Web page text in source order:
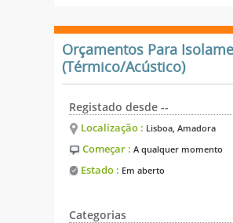
Orçamentos Para
(Térmico/Acústico)
Registado desde --
Localização : Lisboa, Amadora
Começar : A qualquer momento
Estado : Em aberto
Categorias